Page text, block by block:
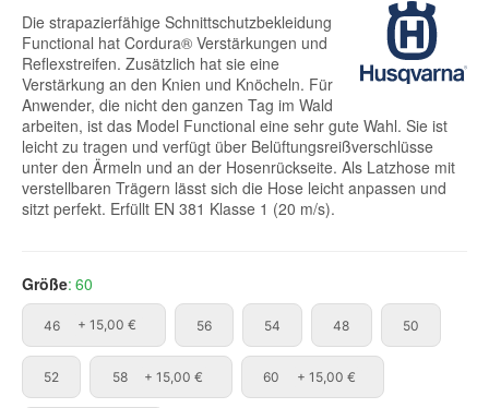
Die strapazierfähige Schnittschutzbekleidung
Functional hat Cordura® Verstärkungen und
Reflexstreifen. Zusätzlich hat sie eine
Verstärkung an den Knien und Knöcheln. Für
Anwender, die nicht den ganzen Tag im Wald
arbeiten, ist das Model Functional eine sehr gute Wahl. Sie ist
leicht zu tragen und verfügt über Belüftungsreißverschlüsse
unter den Ärmeln und an der Hosenrückseite. Als Latzhose mit
verstellbaren Trägern lässt sich die Hose leicht anpassen und
sitzt perfekt. Erfüllt EN 381 Klasse 1 (20 m/s).
Größe 60
46 46+ 15,00 € 5656 54 4848 5050
5252 58 + 15,00 € 60 60+ 15,00 €